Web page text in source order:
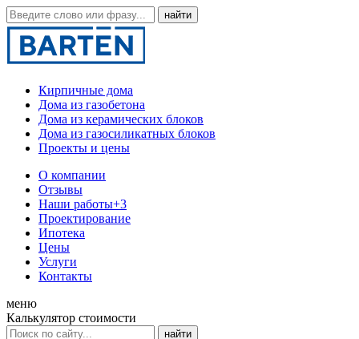
Кирпичные дома
Дома из газобетона
Дома из керамических блоков
Дома из газосиликатных блоков
Проекты и цены
О компании
Отзывы
Наши работы+3
Проектирование
Ипотека
Цены
Услуги
Контакты
меню
Калькулятор стоимости